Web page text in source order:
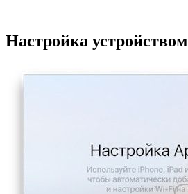
Настройка устройством